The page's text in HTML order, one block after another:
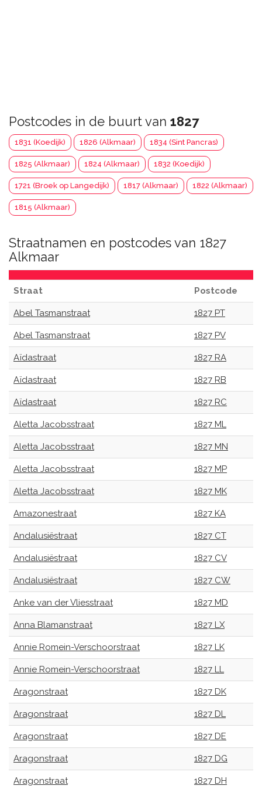
Postcodes in de buurt van 1827
1831 (Koedijk) 1826 (Alkmaar) 1834 (Sint Pancras)
1825 (Alkmaar) 1824 (Alkmaar) 1832 (Koedijk)
1721 (Broek op Langedijk) 1817 (Alkmaar) 1822 (Alkmaar)
1815 (Alkmaar)
Straatnamen en postcodes van 1827
Alkmaar
Straat Postcode
Abel Tasmanstraat 1827 PT
Abel Tasmanstraat 1827 PV
Aïdastraat 1827 RA
Aïdastraat 1827 RB
Aïdastraat 1827 RC
Aletta Jacobsstraat 1827 ML
Aletta Jacobsstraat 1827 MN
Aletta Jacobsstraat 1827 MP
Aletta Jacobsstraat 1827 MK
Amazonestraat 1827 KA
Andalusiëstraat 1827 CT
Andalusiëstraat 1827 CV
Andalusiëstraat 1827 CW
Anke van der Vliesstraat 1827 MD
Anna Blamanstraat 1827 LX
Annie Romein-Verschoorstraat 1827 LK
Annie Romein-Verschoorstraat 1827 LL
Aragonstraat 1827 DK
Aragonstraat 1827 DL
Aragonstraat 1827 DE
Aragonstraat 1827 DG
Aragonstraat 1827 DH